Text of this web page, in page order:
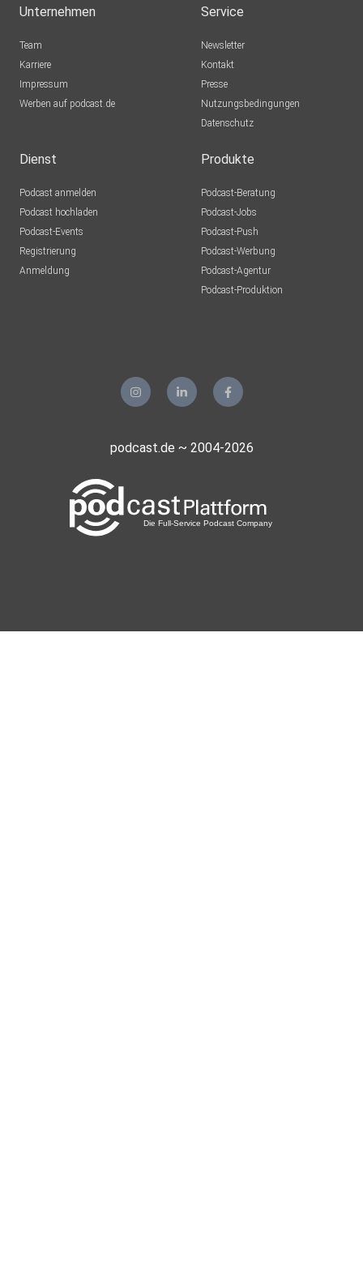
Unternehmen
Team
Karriere
Impressum
Werben auf podcast.de
Service
Newsletter
Kontakt
Presse
Nutzungsbedingungen
Datenschutz
Dienst
Podcast anmelden
Podcast hochladen
Podcast-Events
Registrierung
Anmeldung
Produkte
Podcast-Beratung
Podcast-Jobs
Podcast-Push
Podcast-Werbung
Podcast-Agentur
Podcast-Produktion
podcast.de ~ 2004-2026